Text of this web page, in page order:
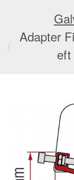
Adapter